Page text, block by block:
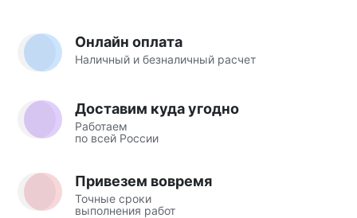
Онлайн оплата
Наличный и безналичный расчет
Доставим куда угодно
Работаем
по всей России
Привезем вовремя
Точные сроки
выполнения работ